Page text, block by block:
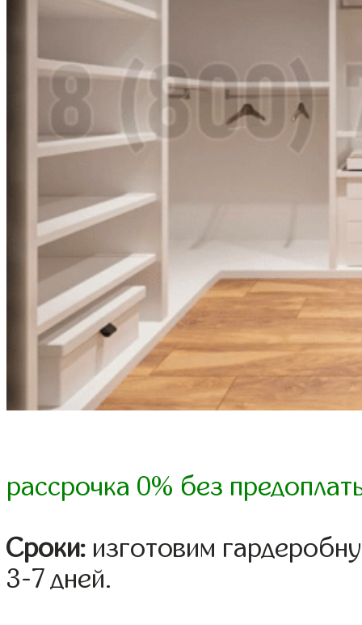
рассрочка 0% без
Сроки: изготовим
3-7 дней.